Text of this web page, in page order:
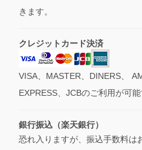
きます。
クレジットカード決済
VISA、MASTER、DINERS、
EXPRESS、JCBのご利用が可能
銀行振込（楽天銀行）
恐れ入りますが、振込手数料は